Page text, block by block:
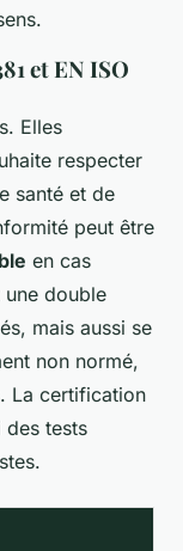
et EN ISO
Elles
respecter
santé et de
peut être
en cas
une double
mais aussi se
non normé,
La certification
des tests